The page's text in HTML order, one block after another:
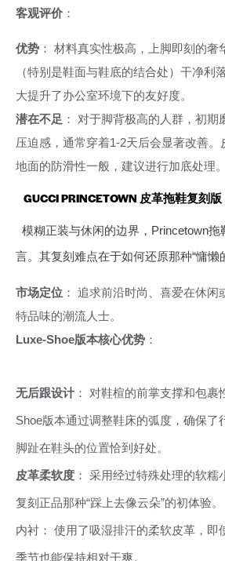
客观评价 ：
优势 ： 材料真实性极高，上脚即刻的
（特别是鞋面与鞋底的结合处）干净利
大提升了办公室环境下的友好度。
潜在不足 ： 对于脚背极高的人群，初
压迫感，通常穿着1-2天后会显著改善。
地面的防滑性一般，建议进行加底处理。
GUCCI PRINCETOWN 皮革拖鞋复刻版
模糊正装与休闲的边界，Princetown拖
言。其复刻难点在于如何还原那种“慵懒
市场定位 ： 追求前沿时尚、喜爱在休闲
特品味的潮流人士。
Luxe-Shoe版本核心优势 ：
无后跟设计 ： 对鞋楦的前掌支撑和包裹
Shoe版本通过调整鞋床的弧度，确保了
脚趾在鞋头的位置恰到好处。
皮革柔软度 ： 采用经过特殊处理的软
复刻正品那种“踩上去像云朵”的初体验。
内衬： 使用了吸湿排汗的柔软皮革，即
季节也能保持相对干爽。